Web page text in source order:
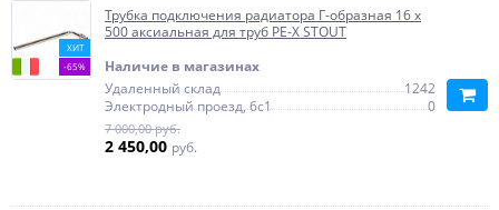
ХИТ
-65%
Трубка подключения радиатора Г-образная 16 х
500 аксиальная для труб PE-X STOUT
Наличие в магазинах
Удаленный склад
1242
Электродный проезд, 6с1
0
7 000,00 руб.
2 450,00 руб.